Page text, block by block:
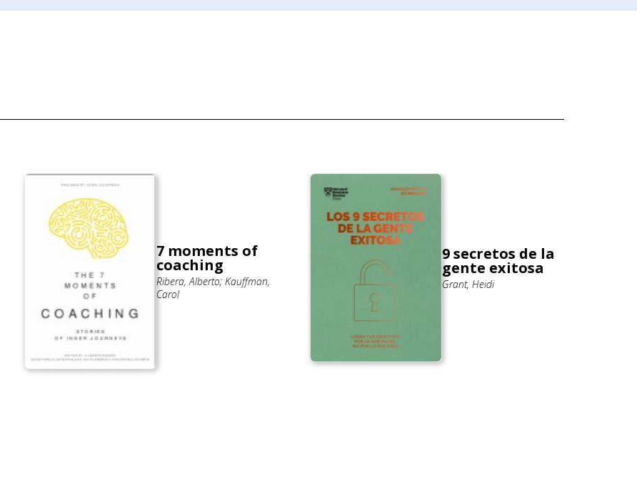
7 moments of
coaching
Ribera, Alberto; Kauffman,
gente exitosa
Grant, Heidi